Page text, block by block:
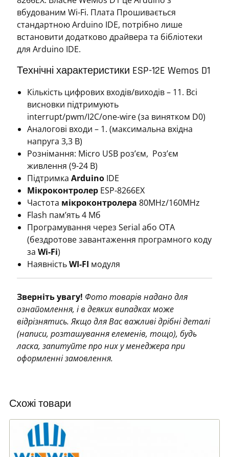
вбудованим Wi-Fi. Плата Прошивається
стандартною Arduino IDE, потрібно лише
встановити додатково драйвера та бібліотеки
для Arduino IDE.
Технічні характеристики ESP-12E Wemos D1
Кількість цифрових входів/виходів – 11. Всі
висновки підтримують
interrupt/pwm/I2C/one-wire (за винятком D0)
Аналогові входи – 1. (максимальна вхідна
напруга 3,3 В)
Рознімання: Micro USB роз’єм, Роз’єм
живлення (9-24 В)
Підтримка ArduinoIDE
МікроконтролерESP-8266EX
Частота мікроконтролера 80MHz/160MHz
Flash пам’ять 4 Мб
Програмування через Serial або OTA
(бездротове завантаження програмного коду
за Wi-Fi)
НаявністьWI-FI модуля
Зверніть увагу! Фото товарів надано для
ознайомлення, і в деяких випадках може
відрізнятись. Якщо для Вас важливі дрібні деталі
(написи, розташування елеменів, тощо), будь
ласка, запитуйте про них у менеджера при
оформленні замовлення.
Схожі товари